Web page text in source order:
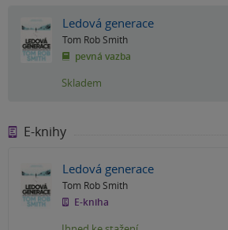
Ledová generace
Tom Rob Smith
pevná vazba
Skladem
E-knihy
Ledová generace
Tom Rob Smith
E-kniha